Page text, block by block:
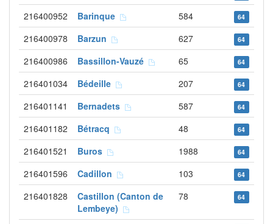
216400952 Barinque 584 64
216400978 Barzun 627 64
216400986 Bassillon-Vauzé 65 64
216401034 Bédeille 207 64
216401141 Bernadets 587 64
216401182 Bétracq 48 64
216401521 Buros 1988 64
216401596 Cadillon 103 64
216401828
Castillon (Canton de
Lembeye)
78 64